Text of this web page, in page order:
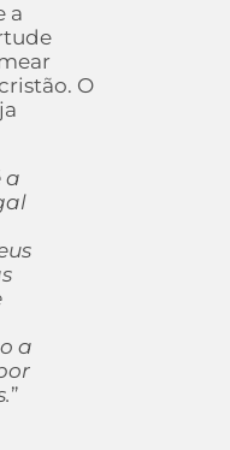
a
O
a
a
”